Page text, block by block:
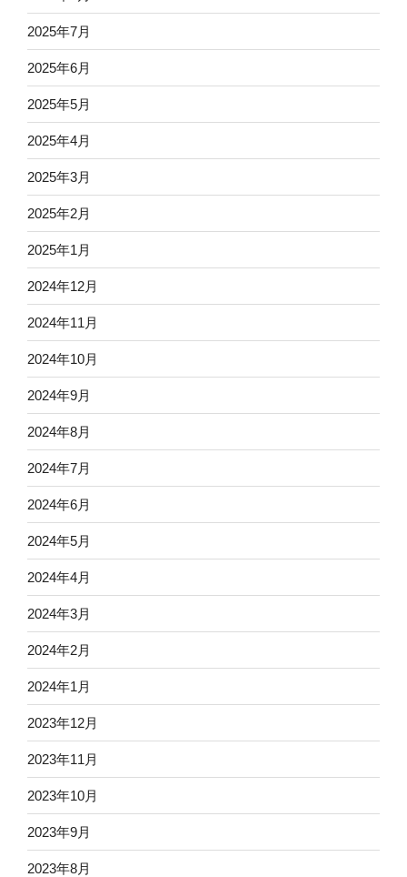
2025年7月
2025年6月
2025年5月
2025年4月
2025年3月
2025年2月
2025年1月
2024年12月
2024年11月
2024年10月
2024年9月
2024年8月
2024年7月
2024年6月
2024年5月
2024年4月
2024年3月
2024年2月
2024年1月
2023年12月
2023年11月
2023年10月
2023年9月
2023年8月